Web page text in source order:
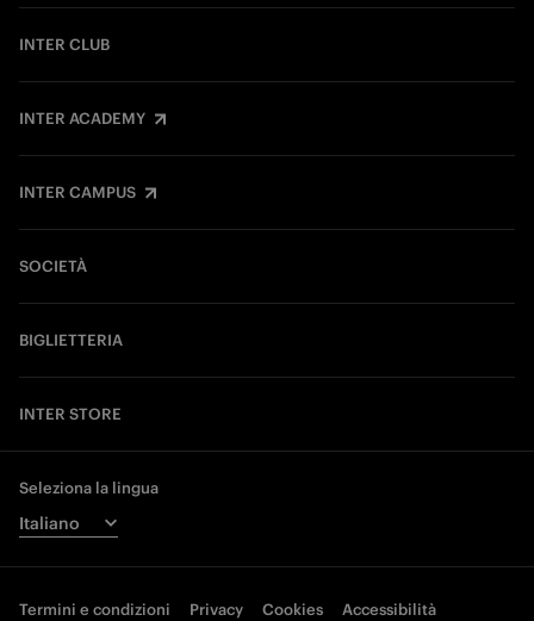
INTER CLUB
INTER ACADEMY
INTER CAMPUS
SOCIETÀ
BIGLIETTERIA
INTER STORE
Seleziona la lingua
Termini e condizioni Privacy Cookies Accessibilità